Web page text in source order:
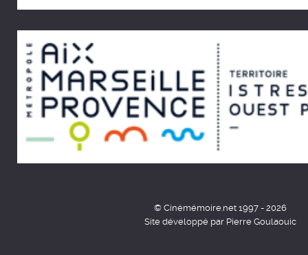
© Cinémémoire.net 1997 - 2026
Site développé par Pierre Goulaouic